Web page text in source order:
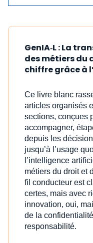
GenIA‑L : La
des métiers du
chiffre grâce à
Ce livre blanc
articles organisés
sections, conçues
accompagner,
depuis les
jusqu’à l’usage
l’intelligence
métiers du droit et
fil conducteur est
certes, mais avec
innovation, oui,
de la
responsabilité.